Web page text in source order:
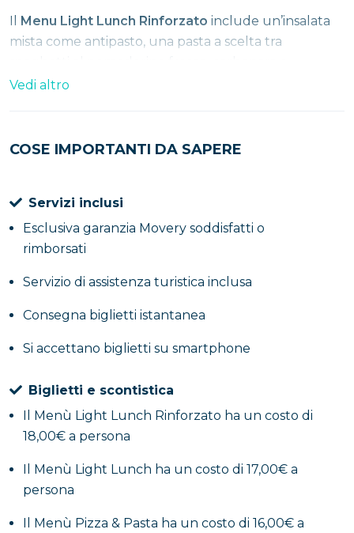
Il Menu Light Lunch Rinforzato include un’insalata
mista come antipasto, una pasta a scelta tra
bolognese, e una pizza margherita ogni 4 persone. Il
bolognese, accompagnata da una pizza margherita
ogni 4 persone. Il pasto si conclude con un delizioso
tiramisù al limone. Inclusa anche una bevanda a
scelta tra acqua minerale o bibita.
Allora cosa aspetti? Vieni al Ristorante Turistico di
Pompei per rendere ancora più speciale la tua
giornata agli Scavi!
Vedi altro
COSE IMPORTANTI DA SAPERE
Servizi inclusi
Esclusiva garanzia Movery soddisfatti o
rimborsati
Servizio di assistenza turistica inclusa
Consegna biglietti istantanea
Si accettano biglietti su smartphone
Biglietti e scontistica
Il Menù Light Lunch Rinforzato ha un costo di
18,00€ a persona
Il Menù Light Lunch ha un costo di 17,00€ a
persona
Il Menù Pizza & Pasta ha un costo di 16,00€ a